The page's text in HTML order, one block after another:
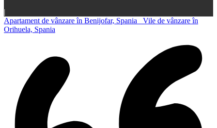
|
Apartament de vânzare în Benijofar, Spania
Vile de vânzare în
Orihuela, Spania